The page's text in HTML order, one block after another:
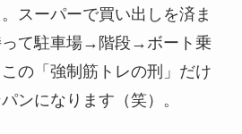
スーパーで買い出しを済ま
って駐車場→階段→ボート乗
の「強制筋トレの刑」だけ
ンになります（笑）。